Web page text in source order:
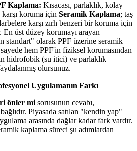
Kaplama: Kısacası, parlaklık, kolay
koruma için Seramik Kaplama; taş
karşı zırh benzeri bir koruma için
En üst düzey korumayı arayan
standart" olarak PPF üzerine seramik
hem PPF'in fiziksel korumasından
hidrofobik (su itici) ve parlaklık
olursunuz.
Uygulamanın Farkı
önler misorusunun cevabı,
Piyasada satılan "kendin yap"
arasında dağlar kadar fark vardır.
kaplama süreci şu adımlardan